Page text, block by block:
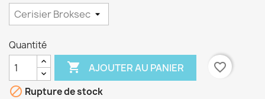
Quantité
 AJOUTER AU PANIER
favorite_border
 Rupture de stock